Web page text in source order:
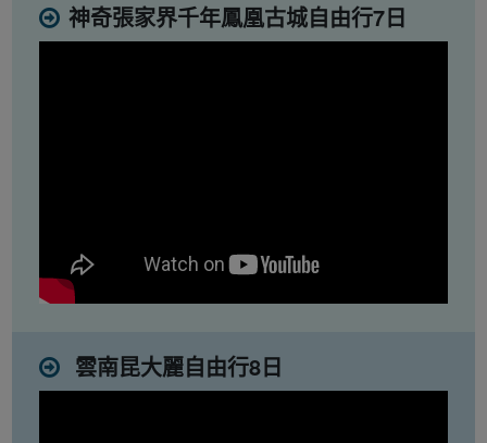
神奇張家界千年鳳凰古城自由行7日
雲南昆大麗自由行8日